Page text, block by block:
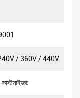
/ 360V / 440V
কাস্টমাইজড